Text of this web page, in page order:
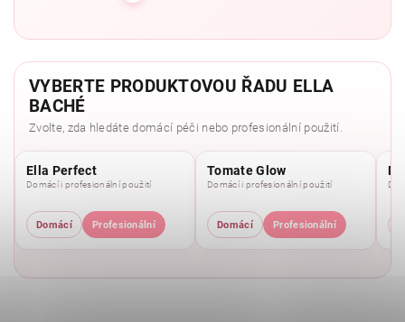
VYBERTE PRODUKTOVOU ŘADU ELLA
BACHÉ
Zvolte, zda hledáte domácí péči nebo profesionální použití.
Ella Perfect
Domácí i profesionální použití
Domácí Profesionální
Tomate Glow
Domácí i profesionální použití
Domácí Profesionální